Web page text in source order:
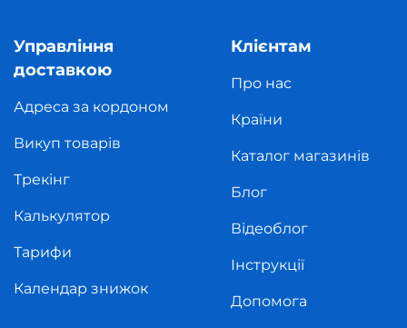
Управління
доставкою
Адреса за кордоном
Викуп товарів
Трекінг
Калькулятор
Тарифи
Календар знижок
Клієнтам
Про нас
Країни
Каталог магазинів
Блог
Відеоблог
Інструкції
Допомога